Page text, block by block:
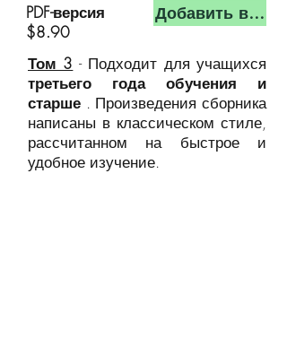
PDF-версия
$8.90
Добавить в
Том 3 - Подходит для учащихся
третьего года обучения и
старше . Произведения сборника
написаны в классическом стиле,
рассчитанном на быстрое и
удобное изучение.